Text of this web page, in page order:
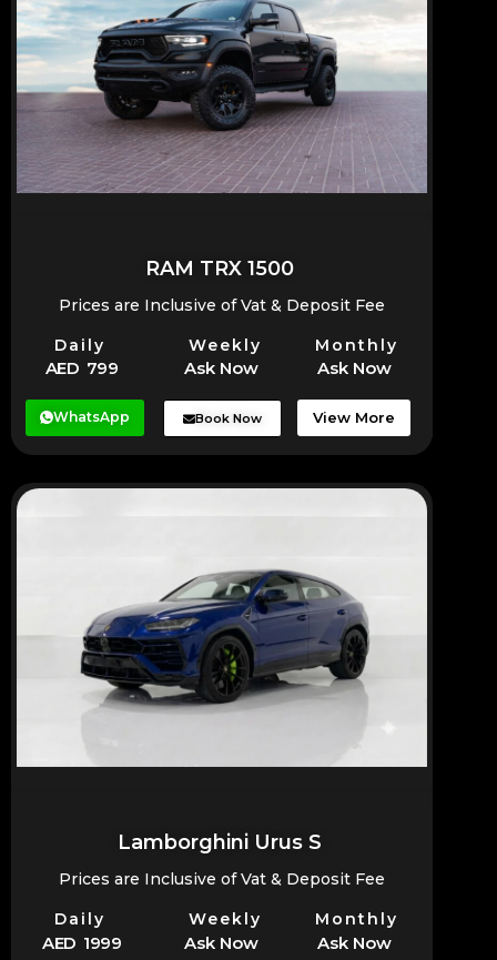
RAM TRX 1500
Prices are Inclusive of Vat & Deposit Fee
Daily Weekly Monthly
AED 799 Ask Now Ask Now
WhatsApp Book Now View More
Lamborghini Urus S
Prices are Inclusive of Vat & Deposit Fee
Daily Weekly Monthly
AED 1999 Ask Now Ask Now